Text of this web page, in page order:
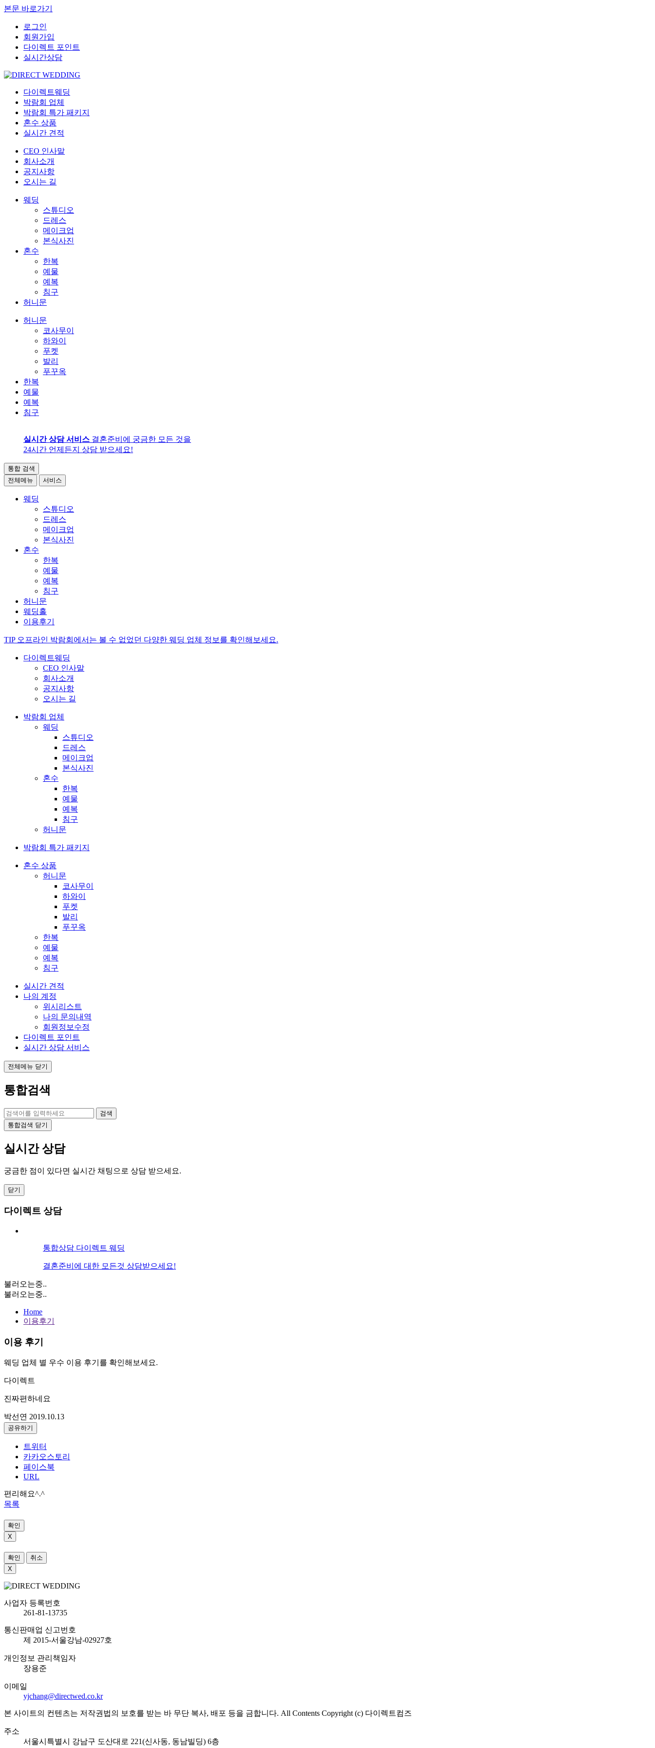
본문 바로가기
로그인
회원가입
다이렉트 포인트
실시간상담
다이렉트웨딩
박람회 업체
박람회 특가 패키지
혼수 상품
실시간 견적
CEO 인사말
회사소개
공지사항
오시는 길
웨딩
스튜디오
드레스
메이크업
본식사진
혼수
한복
예물
예복
침구
허니문
허니문
코사무이
하와이
푸켓
발리
푸꾸옥
한복
예물
예복
침구
실시간 상담 서비스 결혼준비에 궁금한 모든 것을
24시간 언제든지 상담 받으세요!
통합 검색
전체메뉴
서비스
웨딩
스튜디오
드레스
메이크업
본식사진
혼수
한복
예물
예복
침구
허니문
웨딩홀
이용후기
TIP오프라인 박람회에서는 볼 수 없었던 다양한 웨딩 업체 정보를 확인해보세요.
다이렉트웨딩
CEO 인사말
회사소개
공지사항
오시는 길
박람회 업체
웨딩
스튜디오
드레스
메이크업
본식사진
혼수
한복
예물
예복
침구
허니문
박람회 특가 패키지
혼수 상품
허니문
코사무이
하와이
푸켓
발리
푸꾸옥
한복
예물
예복
침구
실시간 견적
나의 계정
위시리스트
나의 문의내역
회원정보수정
다이렉트 포인트
실시간 상담 서비스
전체메뉴 닫기
통합검색
검색
통합검색 닫기
실시간 상담
궁금한 점이 있다면 실시간 채팅으로 상담 받으세요.
닫기
다이렉트 상담
통합상담 다이렉트 웨딩
결혼준비에 대한 모든것 상담받으세요!
불러오는중..
불러오는중..
Home
이용후기
이용 후기
웨딩 업체 별 우수 이용 후기를 확인해보세요.
다이렉트
진짜편하네요
박선연 2019.10.13
공유하기
트위터
카카오스토리
페이스북
URL
편리해요^.^
목록
확인
X
확인
취소
X
사업자 등록번호
261-81-13735
통신판매업 신고번호
제 2015-서울강남-02927호
개인정보 관리책임자
장용준
이메일
yjchang@directwed.co.kr
본 사이트의 컨텐츠는 저작권법의 보호를 받는 바 무단 복사, 배포 등을 금합니다. All Contents Copyright (c) 다이렉트컴즈
주소
서울시특별시 강남구 도산대로 221(신사동, 동남빌딩) 6층